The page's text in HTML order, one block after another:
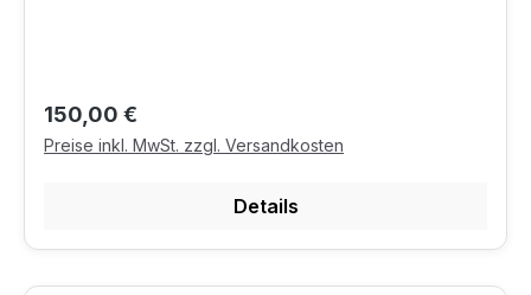
Regulärer Preis:
150,00 €
Preise inkl. MwSt. zzgl. Versandkosten
Details